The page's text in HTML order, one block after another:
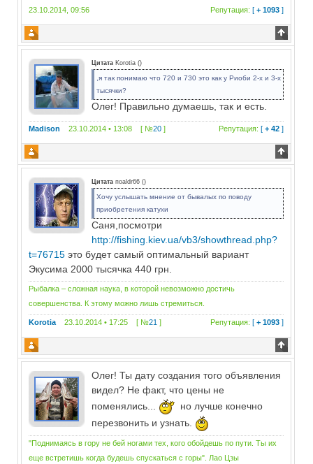
23.10.2014, 09:56
Репутация: [+ 1093 ]
Цитата Korotia ()
,я так понимаю что 720 и 730 это как у Риоби 2-х и 3-х
тысячки?
Олег! Правильно думаешь, так и есть.
Madison 23.10.2014 • 13:08 [ №20 ] Репутация: [+ 42 ]
Цитата поaldr66 ()
Хочу услышать мнение от бывалых по поводу
приобретения катухи
Саня,посмотри
http://fishing.kiev.ua/vb3/showthread.php?
t=76715 это будет самый оптимальный вариант
Экусима 2000 тысячка 440 грн.
Рыбалка – сложная наука, в которой невозможно достичь
совершенства. К этому можно лишь стремиться.
Korotia 23.10.2014 • 17:25 [ №21 ] Репутация: [+ 1093 ]
Олег! Ты дату создания того объявления
видел? Не факт, что цены не
поменялись...
но лучше конечно
перезвонить и узнать.
"Поднимаясь в гору не бей ногами тех, кого обойдешь по пути. Ты их
еще встретишь когда будешь спускаться с горы". Лао Цзы